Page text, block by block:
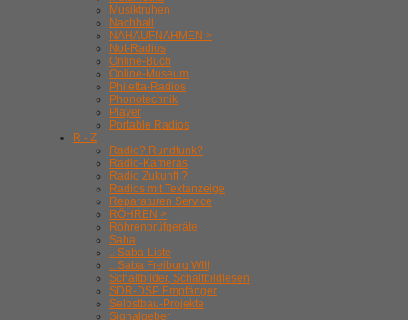
Musiktruhen
Nachhall
NAHAUFNAHMEN >
Not-Radios
Online-Buch
Online-Museum
Philetta-Radios
Phonotechnik
Player
Portable Radios
R - Z
Radio? Rundfunk?
Radio-Kameras
Radio Zukunft ?
Radios mit Textanzeige
Reparaturen Service
RÖHREN >
Röhrenprüfgeräte
Saba
.. Saba-Liste
.. Saba Freiburg WIII
Schaltbilder, Schaltbildlesen
SDR-DSP Empfänger
Selbstbau-Projekte
Signalgeber